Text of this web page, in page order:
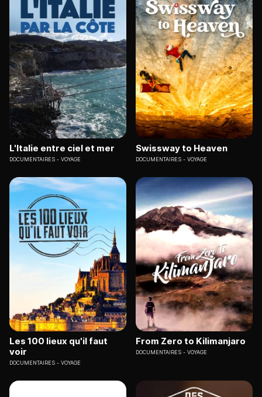
L'Italie entre ciel et mer
DOCUMENTAIRES VOYAGE
Swissway to Heaven
DOCUMENTAIRES VOYAGE
Les 100 lieux qu'il faut
voir
DOCUMENTAIRES VOYAGE
From Zero to Kilimanjaro
DOCUMENTAIRES VOYAGE